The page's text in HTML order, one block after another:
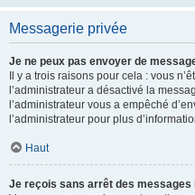
Messagerie privée
Je ne peux pas envoyer de
Il y a trois raisons pour cela : vous
l’administrateur a désactivé la
l’administrateur vous a empêché
l’administrateur pour plus
Haut
Je reçois sans arrêt des messages